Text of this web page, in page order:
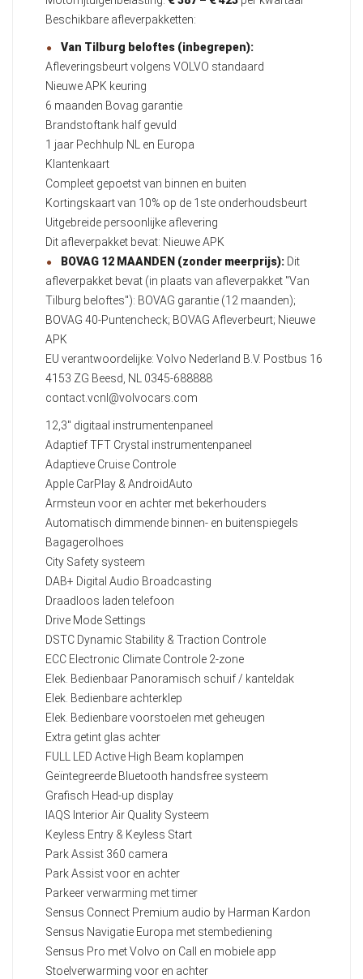
Beschikbare afleverpakketten:
Van Tilburg beloftes (inbegrepen):
Afleveringsbeurt volgens VOLVO standaard
Nieuwe APK keuring
6 maanden Bovag garantie
Brandstoftank half gevuld
1 jaar Pechhulp NL en Europa
Klantenkaart
Compleet gepoetst van binnen en buiten
Kortingskaart van 10% op de 1ste onderhoudsbeurt
Uitgebreide persoonlijke aflevering
Dit afleverpakket bevat: Nieuwe APK
BOVAG 12 MAANDEN (zonder meerprijs): Dit
afleverpakket bevat (in plaats van afleverpakket "Van
Tilburg beloftes"): BOVAG garantie (12 maanden);
BOVAG 40-Puntencheck; BOVAG Afleverbeurt; Nieuwe
APK
EU verantwoordelijke: Volvo Nederland B.V. Postbus 16
4153 ZG Beesd, NL 0345-688888
contact.vcnl@volvocars.com
12,3" digitaal instrumentenpaneel
Adaptief TFT Crystal instrumentenpaneel
Adaptieve Cruise Controle
Apple CarPlay & AndroidAuto
Armsteun voor en achter met bekerhouders
Automatisch dimmende binnen- en buitenspiegels
Bagagerolhoes
City Safety systeem
DAB+ Digital Audio Broadcasting
Draadloos laden telefoon
Drive Mode Settings
DSTC Dynamic Stability & Traction Controle
ECC Electronic Climate Controle 2-zone
Elek. Bedienbaar Panoramisch schuif / kanteldak
Elek. Bedienbare achterklep
Elek. Bedienbare voorstoelen met geheugen
Extra getint glas achter
FULL LED Active High Beam koplampen
Geïntegreerde Bluetooth handsfree systeem
Grafisch Head-up display
IAQS Interior Air Quality Systeem
Keyless Entry & Keyless Start
Park Assist 360 camera
Park Assist voor en achter
Parkeer verwarming met timer
Sensus Connect Premium audio by Harman Kardon
Sensus Navigatie Europa met stembediening
Sensus Pro met Volvo on Call en mobiele app
Stoelverwarming voor en achter